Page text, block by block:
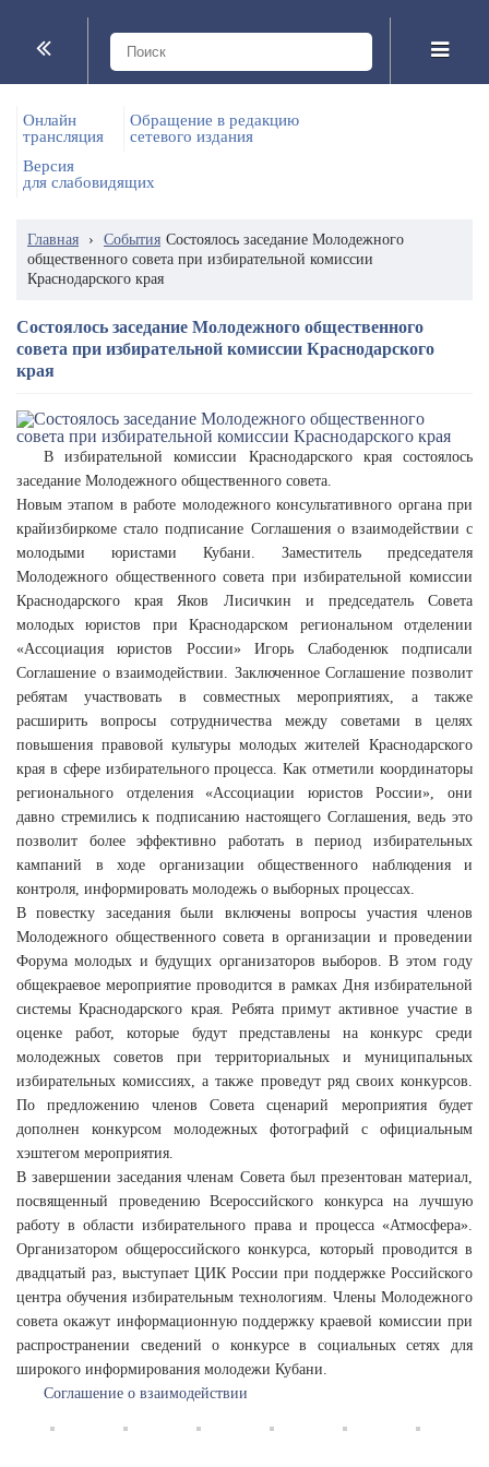
Онлайн
трансляция
Обращение в редакцию
сетевого издания
Версия
для слабовидящих
Главная › События Состоялось заседание Молодежного
общественного совета при избирательной комиссии
Краснодарского края
Состоялось заседание Молодежного общественного
совета при избирательной комиссии Краснодарского
края
В избирательной комиссии Краснодарского края состоялось
заседание Молодежного общественного совета.
Новым этапом в работе молодежного консультативного органа при
крайизбиркоме стало подписание Соглашения о взаимодействии с
молодыми юристами Кубани. Заместитель председателя
Молодежного общественного совета при избирательной комиссии
Краснодарского края Яков Лисичкин и председатель Совета
молодых юристов при Краснодарском региональном отделении
«Ассоциация юристов России» Игорь Слабоденюк подписали
Соглашение о взаимодействии. Заключенное Соглашение позволит
ребятам участвовать в совместных мероприятиях, а также
расширить вопросы сотрудничества между советами в целях
повышения правовой культуры молодых жителей Краснодарского
края в сфере избирательного процесса. Как отметили координаторы
регионального отделения «Ассоциации юристов России», они
давно стремились к подписанию настоящего Соглашения, ведь это
позволит более эффективно работать в период избирательных
кампаний в ходе организации общественного наблюдения и
контроля, информировать молодежь о выборных процессах.
В повестку заседания были включены вопросы участия членов
Молодежного общественного совета в организации и проведении
Форума молодых и будущих организаторов выборов. В этом году
общекраевое мероприятие проводится в рамках Дня избирательной
системы Краснодарского края. Ребята примут активное участие в
оценке работ, которые будут представлены на конкурс среди
молодежных советов при территориальных и муниципальных
избирательных комиссиях, а также проведут ряд своих конкурсов.
По предложению членов Совета сценарий мероприятия будет
дополнен конкурсом молодежных фотографий с официальным
хэштегом мероприятия.
В завершении заседания членам Совета был презентован материал,
посвященный проведению Всероссийского конкурса на лучшую
работу в области избирательного права и процесса «Атмосфера».
Организатором общероссийского конкурса, который проводится в
двадцатый раз, выступает ЦИК России при поддержке Российского
центра обучения избирательным технологиям. Члены Молодежного
совета окажут информационную поддержку краевой комиссии при
распространении сведений о конкурсе в социальных сетях для
широкого информирования молодежи Кубани.
Соглашение о взаимодействии